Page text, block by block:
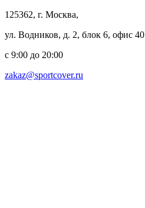
125362, г. Москва,
ул. Водников, д. 2, блок 6, офис 40
с 9:00 до 20:00
zakaz@sportcover.ru